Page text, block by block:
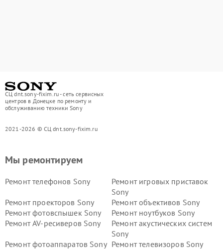
СЦ dnt.sony-fixim.ru - сеть сервисных
центров в Донецке по ремонту и
обслуживанию техники Sony
2021-2026 © СЦ dnt.sony-fixim.ru
Мы ремонтируем
Ремонт телефонов Sony
Ремонт игровых приставок
Sony
Ремонт проекторов Sony
Ремонт объективов Sony
Ремонт фотовспышек Sony
Ремонт ноутбуков Sony
Ремонт AV-ресиверов Sony
Ремонт акустических систем
Sony
Ремонт фотоаппаратов Sony Ремонт телевизоров Sony